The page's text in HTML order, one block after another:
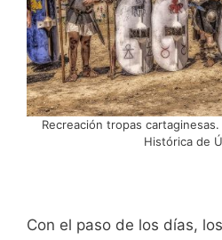
Recreación tropas
Histórica de
Con el paso de los días,